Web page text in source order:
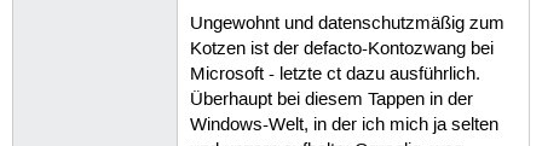
Ungewohnt und datenschutzmäßig zum
Kotzen ist der defacto-Kontozwang bei
Microsoft - letzte ct dazu ausführlich.
Überhaupt bei diesem Tappen in der
Windows-Welt, in der ich mich ja selten